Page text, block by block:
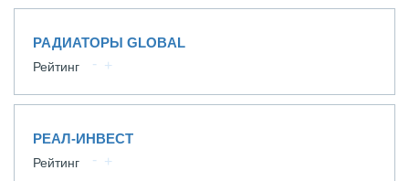
РАДИАТОРЫ GLOBAL
Рейтинг
РЕАЛ-ИНВЕСТ
Рейтинг